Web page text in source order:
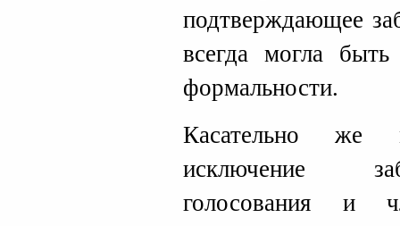
подтверждающее
всегда могла
формальности.
Касательно же
исключение
голосования и